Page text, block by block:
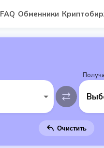
FAQ Обменники
Очистить